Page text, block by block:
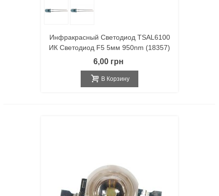
Инфракрасный Светодиод TSAL6100
ИК Светодиод F5 5мм 950nm (18357)
6,00 грн
В Корзину